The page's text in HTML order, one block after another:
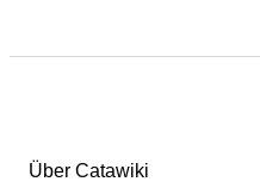
Über Catawiki